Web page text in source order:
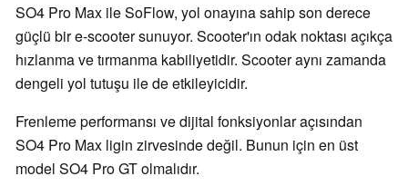
SO4 Pro Max ile SoFlow, yol onayına sahip son derece
güçlü bir e-scooter sunuyor. Scooter'ın odak noktası açıkça
hızlanma ve tırmanma kabiliyetidir. Scooter aynı zamanda
dengeli yol tutuşu ile de etkileyicidir.
Frenleme performansı ve dijital fonksiyonlar açısından
SO4 Pro Max ligin zirvesinde değil. Bunun için en üst
model SO4 Pro GT olmalıdır.